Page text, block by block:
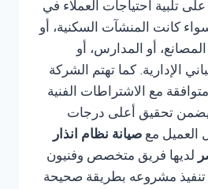
على تلبية احتياجات العملاء في
كانت المنشآت السكنية، أو
المصانع، أو المدارس، أو
الإدارية. كما تهتم الشركة
مع الاشتراطات الفنية
يضمن تحقيق أعلى درجات
العميل مع صيانة نظام انذار
لديها فريق متخصص وفنيون
تنفيذ مشروعه بطريقة صحيحة